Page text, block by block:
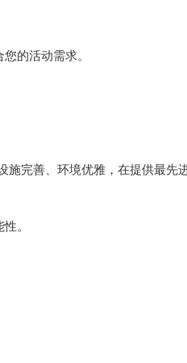
的活动需求。
完善、环境优雅，在提供最先
。